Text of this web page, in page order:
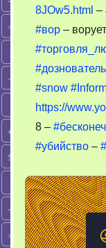
8JOw5.html –
#вор –
#snow
https://
8 –
#убийство –